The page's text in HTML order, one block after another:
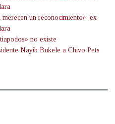
un reconocimiento»: ex
no existe
Nayib Bukele a Chivo Pets